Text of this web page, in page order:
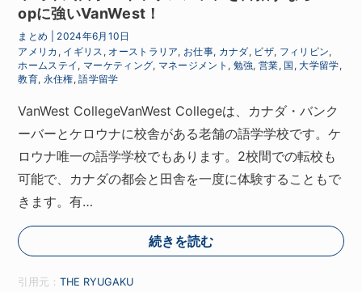
opに強いVanWest！
まとめ
2024年6月10日
アメリカ , イギリス , オーストラリア, お仕事, カナダ, ビザ, フィリピン,
ホームステイ , マーケティング, マネージメント , 勉強,営業, 国 ,大学留学,
教育, 永住権,語学留学
VanWest CollegeVanWest Collegeは、カナダ・バンク
ーバーとケロウナに校舎がある老舗の語学学校です。ケ
ロウナ唯一の語学学校でもあります。2校間での転校も
可能で、カナダの都会と田舎を一度に体験することもで
きます。有…
続きを読む
引用元：THE RYUGAKU